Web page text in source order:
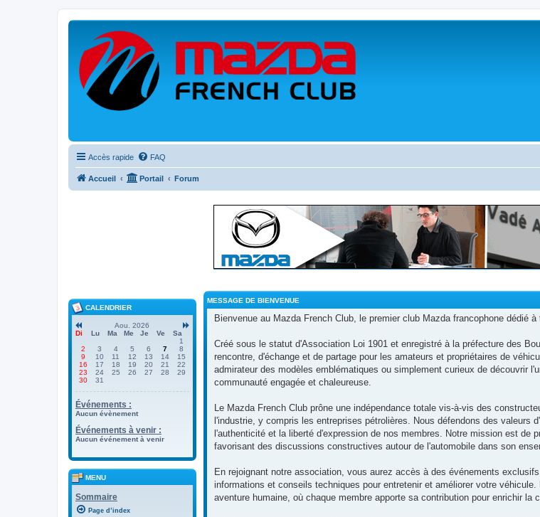
Accès rapide FAQ
Accueil Portail Forum
MESSAGE DE BIENVENUE
Bienvenue au Mazda French Club, le premier club Mazda francophone dédié
Créé sous le statut d'Association Loi 1901 et enregistré à la préfecture des
rencontre, d'échange et de partage pour les amateurs et propriétaires de
admirateur des modèles emblématiques ou simplement curieux de découvrir
communauté engagée et chaleureuse.
Le Mazda French Club prône une indépendance totale vis-à-vis des
l'industrie, y compris les entreprises pétrolières. Nous défendons des valeurs
l'authenticité et la liberté d'expression de nos membres. Notre mission est de
favorisant des discussions constructives autour de l'automobile dans son
En rejoignant notre association, vous aurez accès à des événements
informations et conseils techniques pour entretenir et améliorer votre
aventure humaine, où chaque membre apporte sa contribution pour enrichir la
CALENDRIER
Aou. 2026
Di
Lu Ma Me Je Ve
Sa
1
2
3 4 5 6 7
8
9
10 11 12 13 14
15
16
17 18 19 20 21
22
23
24 25 26 27 28
29
30
31
Événements :
Aucun évènement
Événements à venir :
Aucun événement à venir
MENU
Sommaire
Page d’index